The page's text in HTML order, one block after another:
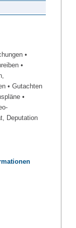
•
•
• Gutachten
•
Deputation